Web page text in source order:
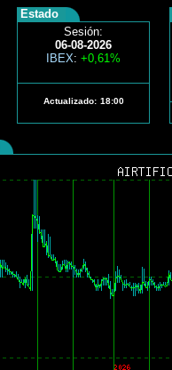
Estado
Sesión:
06-08-2026
IBEX: +0,61%
Actualizado: 18:00